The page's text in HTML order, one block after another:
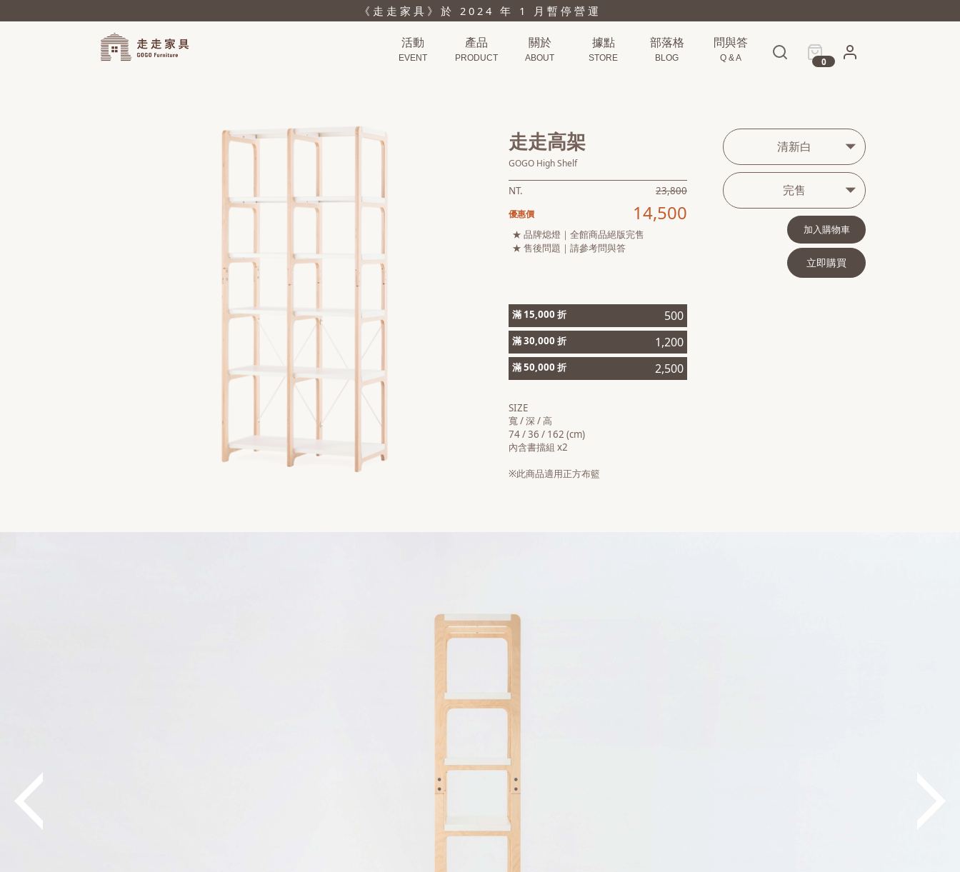
《走走家具》於 2024 年 1 月暫停營運
活動
EVENT
產品
PRODUCT
關於
ABOUT
據點
STORE
部落格
BLOG
問與答
Q & A 0
走走高架
GOGO High Shelf
NT. 23,800
優惠價 14,500
★ 品牌熄燈｜全館商品絕版完售
★ 售後問題｜請參考問與答
滿 15,000 折 500
滿 30,000 折 1,200
滿 50,000 折 2,500
SIZE
寬 / 深 / 高
74 / 36 / 162 (cm)
內含書擋組 x2
※此商品適用正方布籃
清新白
完售
加入購物車
立即購買